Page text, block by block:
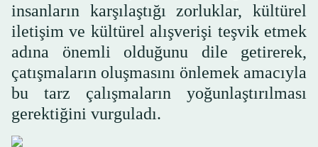
insanların karşılaştığı zorluklar, kültürel
iletişim ve kültürel alışverişi teşvik etmek
adına önemli olduğunu dile getirerek,
çatışmaların oluşmasını önlemek amacıyla
bu tarz çalışmaların yoğunlaştırılması
gerektiğini vurguladı.